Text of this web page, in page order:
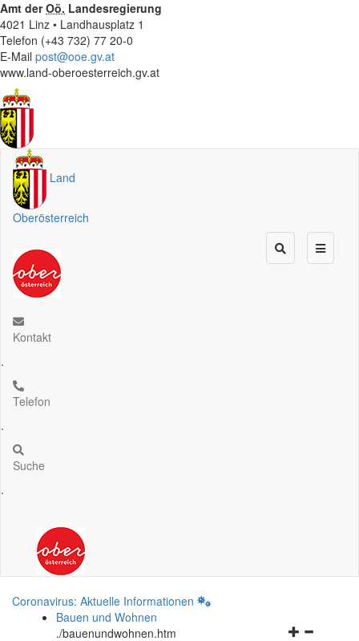
Amt derOö. Landesregierung
4021 Linz • Landhausplatz 1
Telefon (+43 732) 77 20-0
E-Mail post@ooe.gv.at
www.land-oberoesterreich.gv.at
Land
Oberösterreich
Kontakt
.
Telefon
.
Suche
.
Coronavirus: Aktuelle Informationen
Bauen und Wohnen
./bauenundwohnen.htm